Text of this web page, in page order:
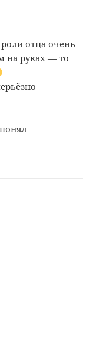
отца очень
на руках — то